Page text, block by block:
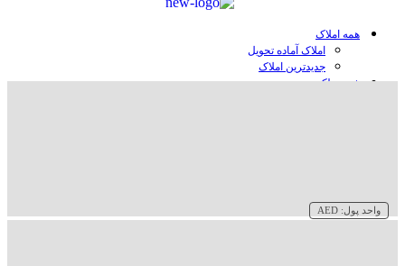
همه املاک
املاک آماده تحویل
جدیدترین املاک
خرید ملک در دبی
واحد پول: AED